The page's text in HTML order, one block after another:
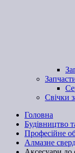
Свічки
Головна
Будівництво
Професійне
Алмазне